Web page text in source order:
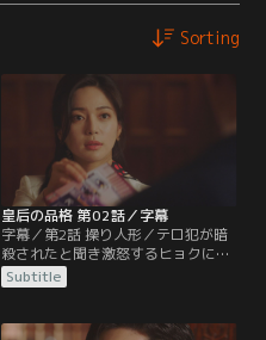
Sorting
皇后の品格 第02話／字幕
字幕／第2話 操り人形／テロ犯が暗
殺されたと聞き激怒するヒョクに対
し、皇帝の秘書室長ミン・ユラは暗
殺は太后の仕業で、太后はヒョクの
に操られながら何もできない自分に
Subtitle